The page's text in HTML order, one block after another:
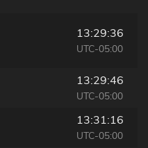
13:29:36
UTC-05:00
13:29:46
UTC-05:00
13:31:16
UTC-05:00